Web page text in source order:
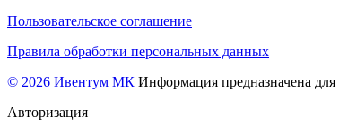
Пользовательское соглашение
Правила обработки персональных данных
© 2026 Ивентум МК Информация предназначена для
Авторизация